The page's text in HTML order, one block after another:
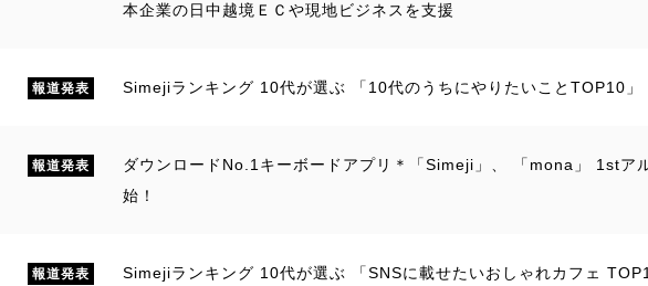
本企業の日中越境ＥＣや現地ビジネスを支援
報道発表 Simejiランキング 10代が選ぶ 「10代のうちにやりたいことTOP10」
報道発表
ダウンロードNo.1キーボードアプリ＊「Simeji」、 「mona」 1stア
始！
報道発表 Simejiランキング 10代が選ぶ 「SNSに載せたいおしゃれカフェ